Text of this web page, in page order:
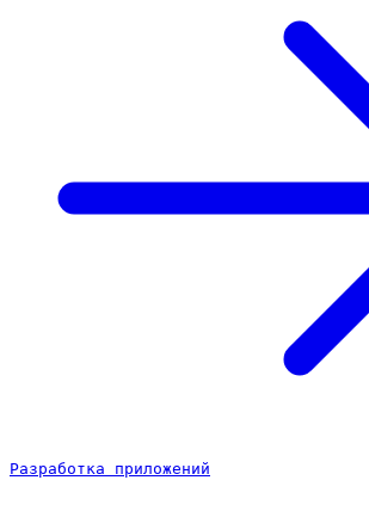
Разработка приложений